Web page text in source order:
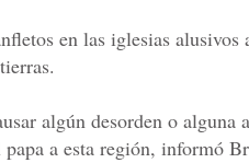
en las iglesias alusivos
algún desorden o
a esta región, informó